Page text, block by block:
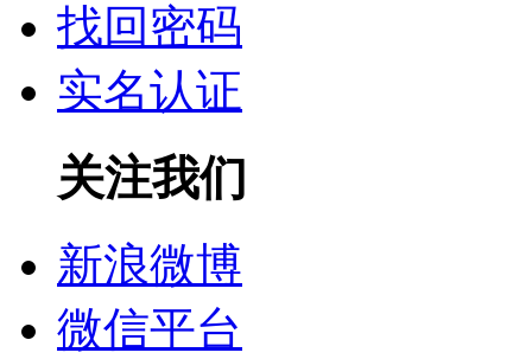
找回密码
实名认证
关注我们
新浪微博
微信平台